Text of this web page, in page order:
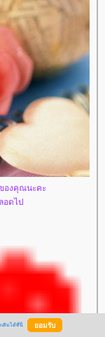
องคุณนะคะ
อดไป
เติมได้ที่นี่